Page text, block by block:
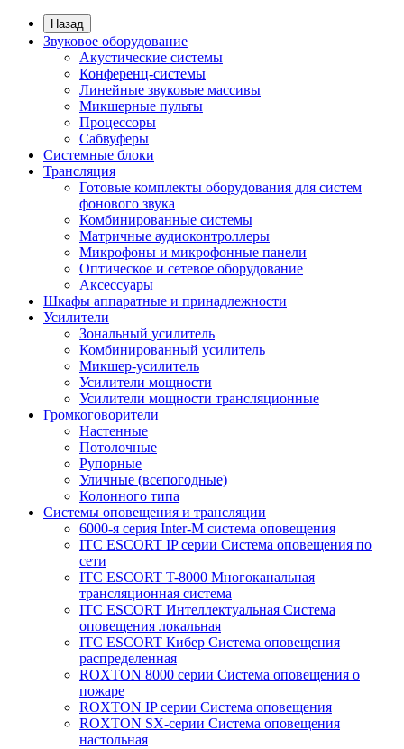
Назад
Звуковое оборудование
Акустические системы
Конференц-системы
Линейные звуковые массивы
Микшерные пульты
Процессоры
Сабвуферы
Системные блоки
Трансляция
Готовые комплекты оборудования для систем
фонового звука
Комбинированные системы
Матричные аудиоконтроллеры
Микрофоны и микрофонные панели
Оптическое и сетевое оборудование
Аксессуары
Шкафы аппаратные и принадлежности
Усилители
Зональный усилитель
Комбинированный усилитель
Микшер-усилитель
Усилители мощности
Усилители мощности трансляционные
Громкоговорители
Настенные
Потолочные
Рупорные
Уличные (всепогодные)
Колонного типа
Системы оповещения и трансляции
6000-я серия Inter-M система оповещения
ITC ESCORT IP серии Система оповещения по
сети
ITC ESCORT T-8000 Многоканальная
трансляционная система
ITC ESCORT Интеллектуальная Система
оповещения локальная
ITC ESCORT Кибер Система оповещения
распределенная
ROXTON 8000 серии Система оповещения о
пожаре
ROXTON IP серии Система оповещения
ROXTON SX-серии Система оповещения
настольная